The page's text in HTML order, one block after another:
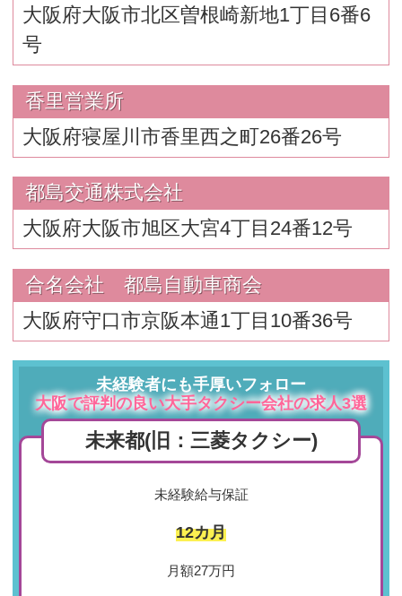
大阪府大阪市北区曽根崎新地1丁目6番6
号
香里営業所
大阪府寝屋川市香里西之町26番26号
都島交通株式会社
大阪府大阪市旭区大宮4丁目24番12号
合名会社 都島自動車商会
大阪府守口市京阪本通1丁目10番36号
未経験者にも手厚いフォロー
大阪で評判の良い大手タクシー会社の求人3選
未来都(旧：三菱タクシー)
未経験給与保証
12カ月
月額27万円